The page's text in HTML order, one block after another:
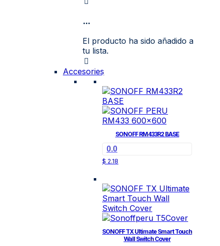
...
El producto ha sido añadido a
tu lista.
Accesories
SONOFF RM433R2 BASE
0.0
$ 2.18
SONOFF TX Ultimate Smart Touch
Wall Switch Cover